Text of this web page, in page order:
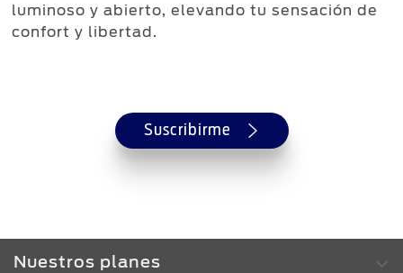
luminoso y abierto, elevando tu sensación de
confort y libertad.
Suscribirme
Nuestros planes